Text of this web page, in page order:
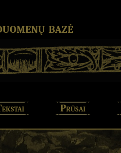
bazė
Prūsai